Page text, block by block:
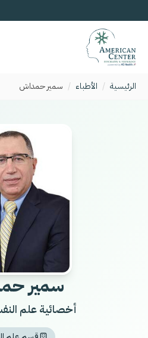
الرئيسية / الأطباء / سمير حمداش
سمير
أخصائية علم